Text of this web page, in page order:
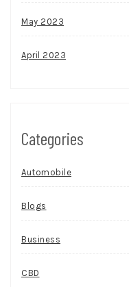
May 2023
April 2023
Categories
Automobile
Blogs
Business
CBD